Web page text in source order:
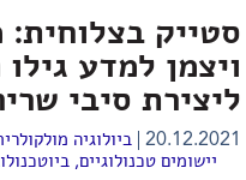
סטייק בצלוחית:
ויצמן למדע
ליצירת סיבי
20.12.2021 ביולוגיה
יישומים טכנולוגיים,